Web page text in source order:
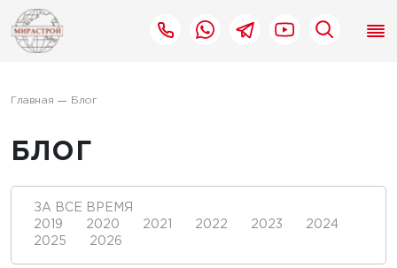
Главная Блог
БЛОГ
ЗА ВСЕ ВРЕМЯ
2019
2020 2021 2022 2023
2024
2025
2026